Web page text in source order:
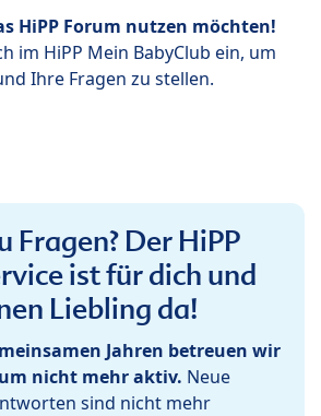
HiPP Forum nutzen möchten!
im HiPP Mein BabyClub ein, um
Ihre Fragen zu stellen.
Fragen? Der HiPP
ist für dich und
Liebling da!
Jahren betreuen wir
nicht mehr aktiv. Neue
sind nicht mehr